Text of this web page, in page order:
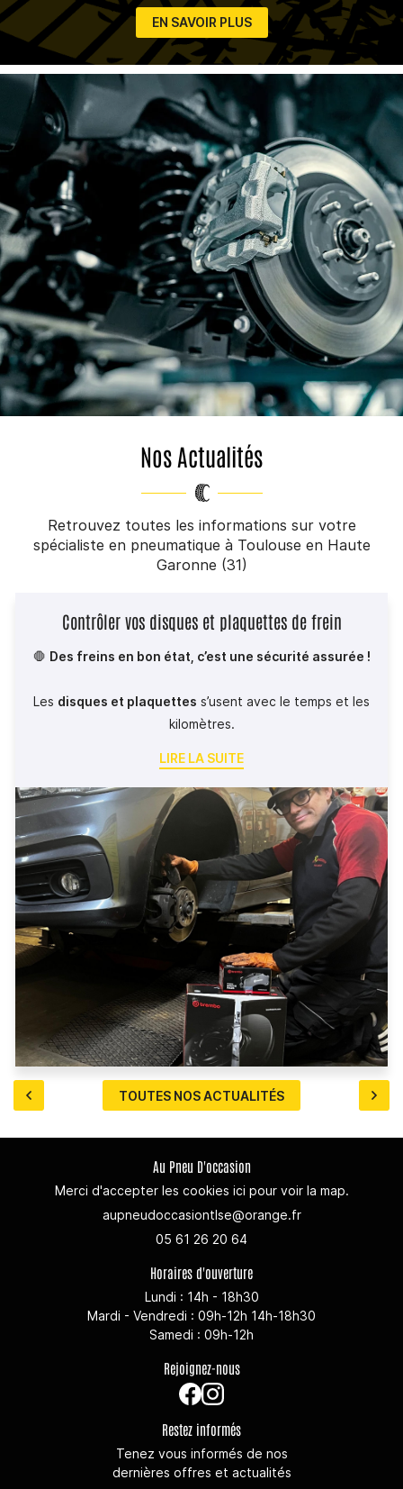
EN SAVOIR PLUS
Nos Actualités
Retrouvez toutes les informations sur votre
spécialiste en pneumatique à Toulouse en Haute
Garonne (31)
Contrôler vos disques et plaquettes de frein
🛑 Des freins en bon état, c’est une sécurité assurée !
Les disques et plaquettes s’usent avec le temps et les
kilomètres.
Des signes d’usure ?
🔸 Bruit au freinage
🔸 Pédale molle ou vibrations
🔸 Distance de freinage plus longue
👉 Faites-les contrôler régulièrement pour éviter tout
Chez Au Pneu d'Ocassoion, nous assurons le
diagnostic
et le remplacement
de vos freins avec des pièces de
qualité constructeur 🔧
#Freins #Sécurité #GarageAuto #EntretienVéhicule
#PlaquettesDeFrein
LIRE LA SUITE
TOUTES NOS ACTUALITÉS
Au Pneu D'occasion
Merci d'accepter les cookies ici pour voir la map.
05 61 26 20 64
Horaires d'ouverture
Lundi : 14h - 18h30
Mardi - Vendredi : 09h-12h 14h-18h30
Samedi : 09h-12h
Rejoignez-nous
Restez informés
Tenez vous informés de nos
dernières offres et actualités